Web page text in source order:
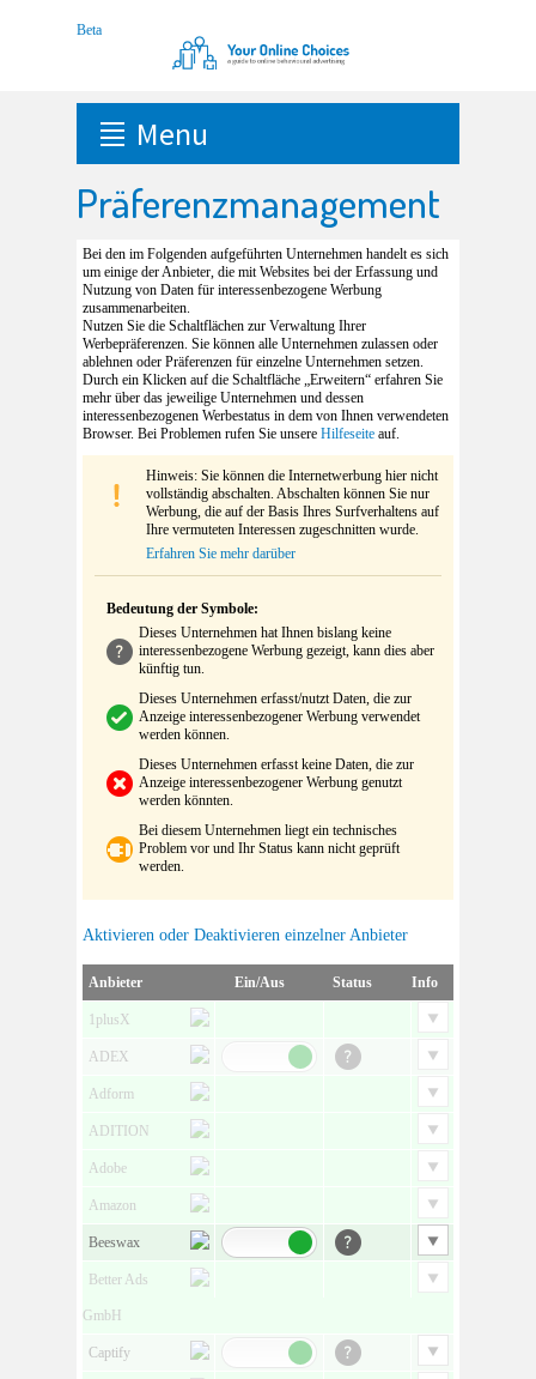
Menu
Präferenzmanagement
Bei den im Folgenden aufgeführten Unternehmen handelt es sich
um einige der Anbieter, die mit Websites bei der Erfassung und
Nutzung von Daten für interessenbezogene Werbung
zusammenarbeiten.
Nutzen Sie die Schaltflächen zur Verwaltung Ihrer
Werbepräferenzen. Sie können alle Unternehmen zulassen oder
ablehnen oder Präferenzen für einzelne Unternehmen setzen.
Durch ein Klicken auf die Schaltfläche „Erweitern“ erfahren Sie
mehr über das jeweilige Unternehmen und dessen
interessenbezogenen Werbestatus in dem von Ihnen verwendeten
Browser. Bei Problemen rufen Sie unsere Hilfeseite auf.
Hinweis: Sie können die Internetwerbung hier nicht
vollständig abschalten. Abschalten können Sie nur
Werbung, die auf der Basis Ihres Surfverhaltens auf
Ihre vermuteten Interessen zugeschnitten wurde.
Erfahren Sie mehr darüber
Bedeutung der Symbole:
Dieses Unternehmen hat Ihnen bislang keine
interessenbezogene Werbung gezeigt, kann dies aber
künftig tun.
Dieses Unternehmen erfasst/nutzt Daten, die zur
Anzeige interessenbezogener Werbung verwendet
werden können.
Dieses Unternehmen erfasst keine Daten, die zur
Anzeige interessenbezogener Werbung genutzt
werden könnten.
Bei diesem Unternehmen liegt ein technisches
Problem vor und Ihr Status kann nicht geprüft
werden.